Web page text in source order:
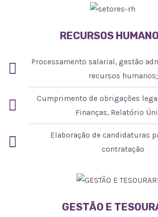
RECURSOS
Processamento salarial, gestão
recursos humanos;
Cumprimento de obrigações
Finanças, Relatório
Elaboração de candidaturas
contratação
GESTÃO E